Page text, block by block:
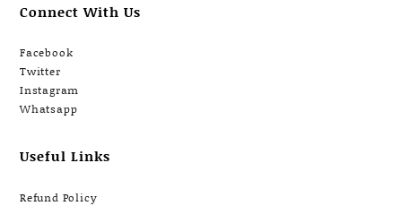
Connect With Us
Facebook
Twitter
Instagram
Whatsapp
Useful Links
Refund Policy